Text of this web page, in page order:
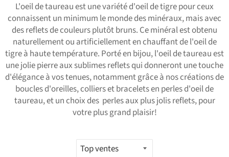
L'oeil de taureau est une variété d'oeil de tigre pour ceux
connaissent un minimum le monde des minéraux, mais avec
des reflets de couleurs plutôt bruns. Ce minéral est obtenu
naturellement ou artificiellement en chauffant de l'oeil de
tigre à haute température. Porté en bijou, l'oeil de taureau est
une jolie pierre aux sublimes reflets qui donneront une touche
d'élégance à vos tenues, notamment grâce à nos créations de
boucles d'oreilles, colliers et bracelets en perles d'oeil de
taureau, et un choix des perles aux plus jolis reflets, pour
votre plus grand plaisir!